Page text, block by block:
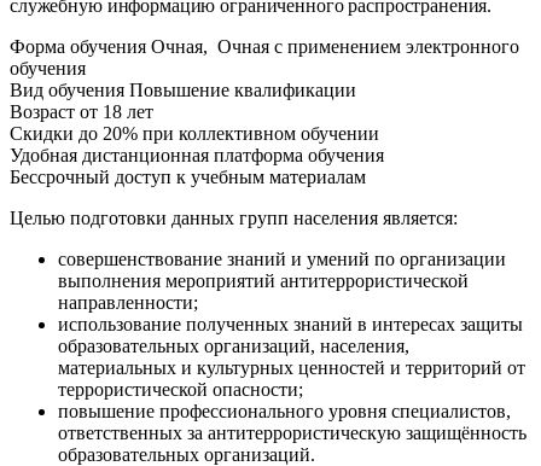
служебную информацию ограниченного распространения.
Форма обучения Очная, Очная с применением электронного
обучения
Вид обучения Повышение квалификации
Возраст от 18 лет
Скидки до 20% при коллективном обучении
Удобная дистанционная платформа обучения
Бессрочный доступ к учебным материалам
Целью подготовки данных групп населения является:
совершенствование знаний и умений по организации
выполнения мероприятий антитеррористической
направленности;
использование полученных знаний в интересах защиты
образовательных организаций, населения,
материальных и культурных ценностей и территорий от
террористической опасности;
повышение профессионального уровня специалистов,
ответственных за антитеррористическую защищённость
образовательных организаций.